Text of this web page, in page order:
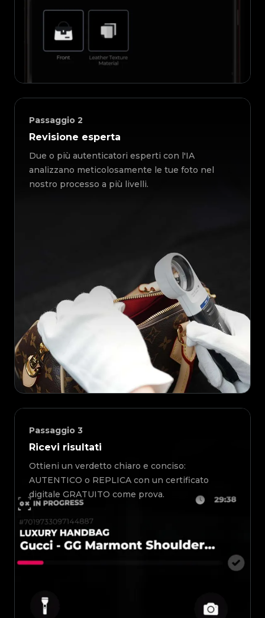
Passaggio 2
Revisione esperta
Due o più autenticatori esperti con l'IA
analizzano meticolosamente le tue foto nel
nostro processo a più livelli.
Passaggio 3
Ricevi risultati
Ottieni un verdetto chiaro e conciso:
AUTENTICO o REPLICA con un certificato
digitale GRATUITO come prova.